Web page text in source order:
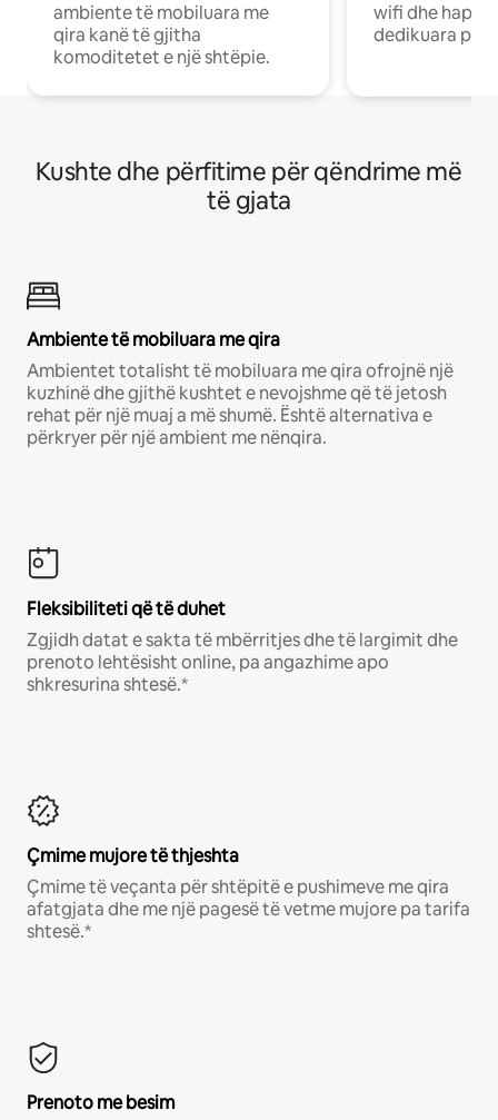
ambiente të mobiluara me
qira kanë të gjitha
komoditetet e një shtëpie.
wifi dhe
dedikuara
Kushte dhe përfitime për qëndrime më
të gjata
Ambiente të mobiluara me qira
Ambientet totalisht të mobiluara me qira ofrojnë një
kuzhinë dhe gjithë kushtet e nevojshme që të jetosh
rehat për një muaj a më shumë. Është alternativa e
përkryer për një ambient me nënqira.
Fleksibiliteti që të duhet
Zgjidh datat e sakta të mbërritjes dhe të largimit dhe
prenoto lehtësisht online, pa angazhime apo
shkresurina shtesë.*
Çmime mujore të thjeshta
Çmime të veçanta për shtëpitë e pushimeve me qira
afatgjata dhe me një pagesë të vetme mujore pa tarifa
shtesë.*
Prenoto me besim